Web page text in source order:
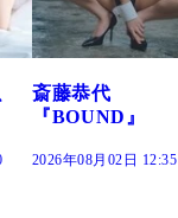
咲田ゆな
『Sunflower』
2026年08月02日 12:30